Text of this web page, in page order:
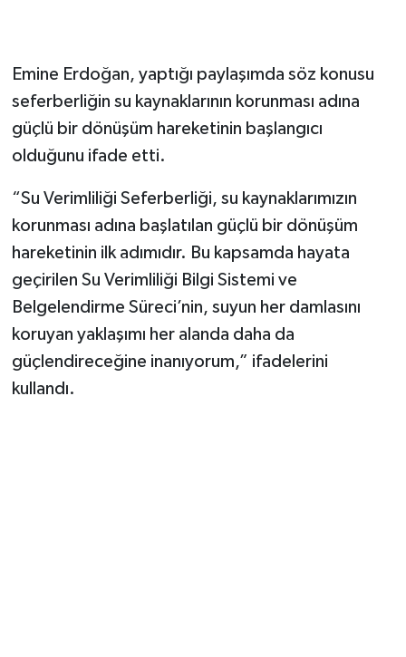
Emine Erdoğan, yaptığı paylaşımda söz konusu
seferberliğin su kaynaklarının korunması adına
güçlü bir dönüşüm hareketinin başlangıcı
olduğunu ifade etti.
“Su Verimliliği Seferberliği, su kaynaklarımızın
korunması adına başlatılan güçlü bir dönüşüm
hareketinin ilk adımıdır. Bu kapsamda hayata
geçirilen Su Verimliliği Bilgi Sistemi ve
Belgelendirme Süreci’nin, suyun her damlasını
koruyan yaklaşımı her alanda daha da
güçlendireceğine inanıyorum,” ifadelerini
kullandı.
Siyaset
Sokak Hayvanlarını Sahiplendirme
Sonsöz Özel
Vasıta
Yaşam